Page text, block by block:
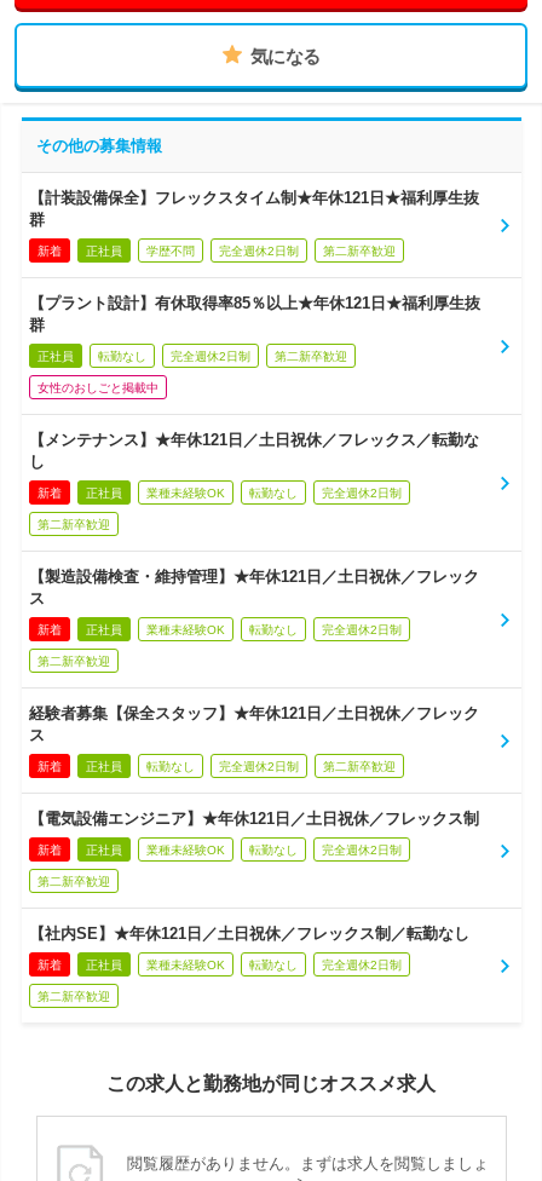
気になる
その他の募集情報
【計装設備保全】フレックスタイム制★年休121日★福利厚生抜
群
新着 正社員 学歴不問 完全週休2日制 第二新卒歓迎
【プラント設計】有休取得率85％以上★年休121日★福利厚生抜
群
正社員 転勤なし 完全週休2日制 第二新卒歓迎
女性のおしごと掲載中
【メンテナンス】★年休121日／土日祝休／フレックス／転勤な
し
新着 正社員 業種未経験OK 転勤なし 完全週休2日制
第二新卒歓迎
【製造設備検査・維持管理】★年休121日／土日祝休／フレック
ス
新着 正社員 業種未経験OK 転勤なし 完全週休2日制
第二新卒歓迎
経験者募集【保全スタッフ】★年休121日／土日祝休／フレック
ス
新着 正社員 転勤なし 完全週休2日制 第二新卒歓迎
【電気設備エンジニア】★年休121日／土日祝休／フレックス制
新着 正社員 業種未経験OK 転勤なし 完全週休2日制
第二新卒歓迎
【社内SE】★年休121日／土日祝休／フレックス制／転勤なし
新着 正社員 業種未経験OK 転勤なし 完全週休2日制
第二新卒歓迎
この求人と勤務地が同じオススメ求人
閲覧履歴がありません。まずは求人を閲覧しましょ